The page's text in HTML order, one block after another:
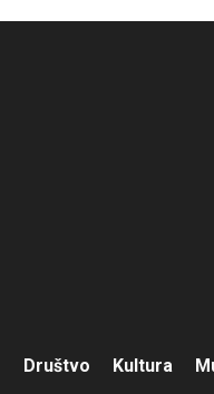
Društvo Kultura